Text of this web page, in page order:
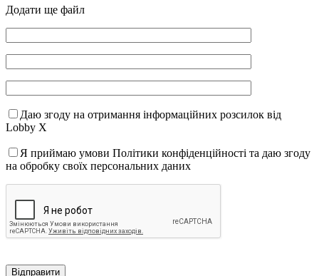
Додати ще файл
Даю згоду на отримання інформаційних розсилок від
Lobby X
Я приймаю умови Політики конфіденційності та даю згоду
на обробку своїх персональних даних